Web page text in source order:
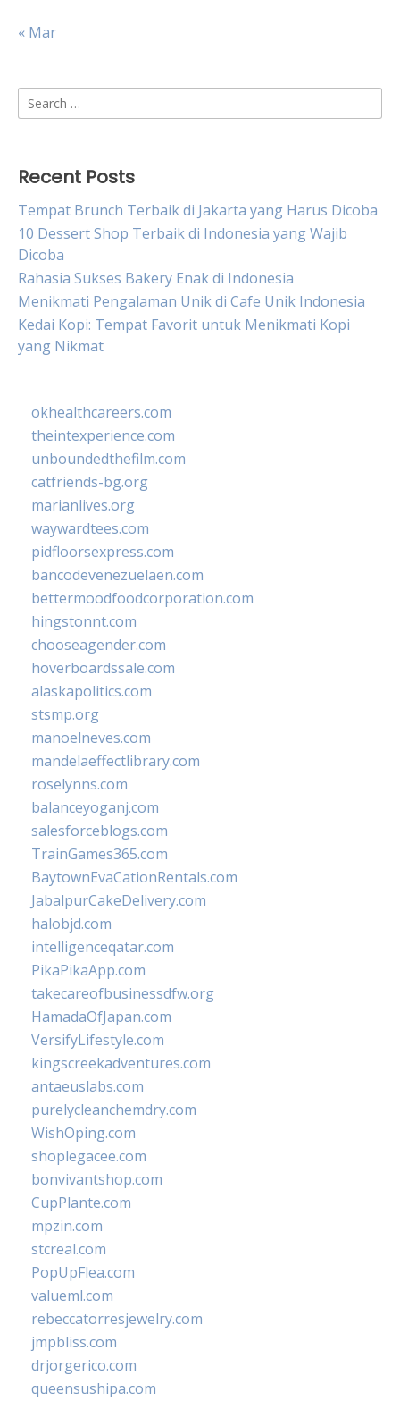
« Mar
Search
for:
Recent Posts
Tempat Brunch Terbaik di Jakarta yang Harus Dicoba
10 Dessert Shop Terbaik di Indonesia yang Wajib
Dicoba
Rahasia Sukses Bakery Enak di Indonesia
Menikmati Pengalaman Unik di Cafe Unik Indonesia
Kedai Kopi: Tempat Favorit untuk Menikmati Kopi
yang Nikmat
okhealthcareers.com
theintexperience.com
unboundedthefilm.com
catfriends-bg.org
marianlives.org
waywardtees.com
pidfloorsexpress.com
bancodevenezuelaen.com
bettermoodfoodcorporation.com
hingstonnt.com
chooseagender.com
hoverboardssale.com
alaskapolitics.com
stsmp.org
manoelneves.com
mandelaeffectlibrary.com
roselynns.com
balanceyoganj.com
salesforceblogs.com
TrainGames365.com
BaytownEvaCationRentals.com
JabalpurCakeDelivery.com
halobjd.com
intelligenceqatar.com
PikaPikaApp.com
takecareofbusinessdfw.org
HamadaOfJapan.com
VersifyLifestyle.com
kingscreekadventures.com
antaeuslabs.com
purelycleanchemdry.com
WishOping.com
shoplegacee.com
bonvivantshop.com
CupPlante.com
mpzin.com
stcreal.com
PopUpFlea.com
valueml.com
rebeccatorresjewelry.com
jmpbliss.com
drjorgerico.com
queensushipa.com